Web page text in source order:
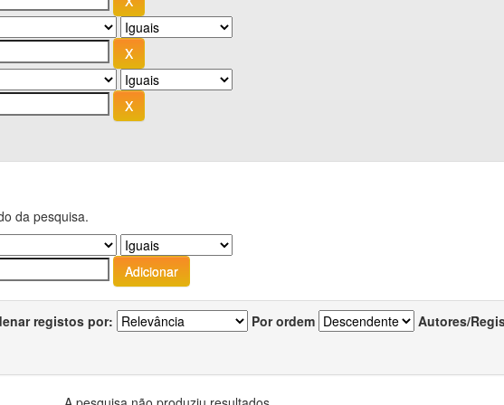
da pesquisa.
registos por: Por ordem Autores/